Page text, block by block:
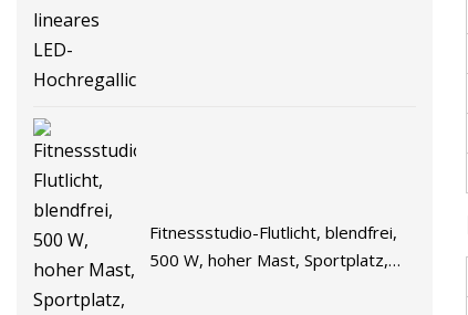
Fitnessstudio-Flutlicht, blendfrei,
500 W, hoher Mast, Sportplatz,